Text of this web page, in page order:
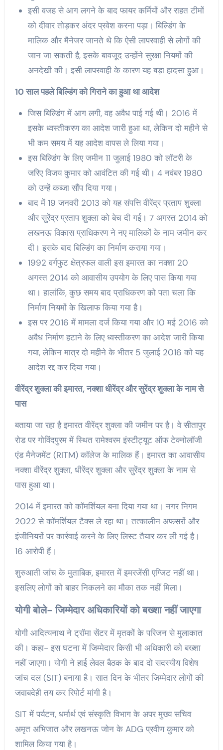
इसी वजह से आग लगने के बाद फायर कर्मियों और राहत टीमों
को दीवार तोड़कर अंदर प्रवेश करना पड़ा। बिल्डिंग के
मालिक और मैनेजर जानते थे कि ऐसी लापरवाही से लोगों की
जान जा सकती है, इसके बावजूद उन्होंने सुरक्षा नियमों की
अनदेखी की। इसी लापरवाही के कारण यह बड़ा हादसा हुआ।
10 साल पहले बिल्डिंग को गिराने का हुआ था आदेश
जिस बिल्डिंग में आग लगी, वह अवैध पाई गई थी। 2016 में
इसके ध्वस्तीकरण का आदेश जारी हुआ था, लेकिन दो महीने से
भी कम समय में यह आदेश वापस ले लिया गया।
इस बिल्डिंग के लिए जमीन 11 जुलाई 1980 को लॉटरी के
जरिए विजय कुमार को आवंटित की गई थी। 4 नवंबर 1980
को उन्हें कब्जा सौंप दिया गया।
बाद में 19 जनवरी 2013 को यह संपत्ति वीरेंद्र प्रताप शुक्ला
और सुरेंद्र प्रताप शुक्ला को बेच दी गई। 7 अगस्त 2014 को
लखनऊ विकास प्राधिकरण ने नए मालिकों के नाम जमीन कर
दी। इसके बाद बिल्डिंग का निर्माण कराया गया।
1992 वर्गफुट क्षेत्रफल वाली इस इमारत का नक्शा 20
अगस्त 2014 को आवासीय उपयोग के लिए पास किया गया
था। हालांकि, कुछ समय बाद प्राधिकरण को पता चला कि
निर्माण नियमों के खिलाफ किया गया है।
इस पर 2016 में मामला दर्ज किया गया और 10 मई 2016 को
अवैध निर्माण हटाने के लिए ध्वस्तीकरण का आदेश जारी किया
गया, लेकिन मात्र दो महीने के भीतर 5 जुलाई 2016 को यह
आदेश रद्द कर दिया गया।
वीरेंद्र शुक्ला की इमारत, नक्शा धीरेंद्र और सुरेंद्र शुक्ला के नाम से
पास
बताया जा रहा है इमारत वीरेंद्र शुक्ला की जमीन पर है। वे सीतापुर
रोड पर गोविंदपुरम में स्थित रामेश्वरम इंस्टीट्यूट ऑफ टेक्नोलॉजी
एंड मैनेजमेंट (RITM) कॉलेज के मालिक हैं। इमारत का आवासीय
नक्शा वीरेंद्र शुक्ला, धीरेंद्र शुक्ला और सुरेंद्र शुक्ला के नाम से
पास हुआ था।
2014 में इमारत को कॉमर्शियल बना दिया गया था। नगर निगम
2022 से कॉमर्शियल टैक्स ले रहा था। तत्कालीन अफसरों और
इंजीनियरों पर कार्रवाई करने के लिए लिस्ट तैयार कर ली गई है।
16 आरोपी हैं।
शुरुआती जांच के मुताबिक, इमारत में इमरजेंसी एग्जिट नहीं था।
इसलिए लोगों को बाहर निकलने का मौका तक नहीं मिला।
योगी बोले- जिम्मेदार अधिकारियों को बख्शा नहीं जाएगा
योगी आदित्यनाथ ने ट्रॉमा सेंटर में मृतकों के परिजन से मुलाकात
की। कहा- इस घटना में जिम्मेदार किसी भी अधिकारी को बख्शा
नहीं जाएगा। योगी ने हाई लेवल बैठक के बाद दो सदस्यीय विशेष
जांच दल (SIT) बनाया है। सात दिन के भीतर जिम्मेदार लोगों की
जवाबदेही तय कर रिपोर्ट मांगी है।
SIT में पर्यटन, धर्मार्थ एवं संस्कृति विभाग के अपर मुख्य सचिव
अमृत अभिजात और लखनऊ जोन के ADG प्रवीण कुमार को
शामिल किया गया है।